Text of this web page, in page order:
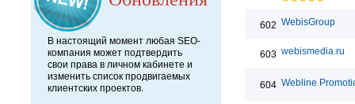
В настоящий момент любая SEO-
компания может подтвердить
свои права в личном кабинете и
изменить список продвигаемых
клиентских проектов.
602 WebisGroup
603 webismedia.ru
604 Webline